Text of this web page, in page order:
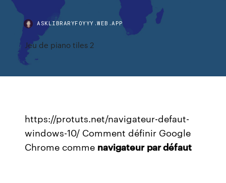
ASKLIBRARYFOYYY.WEB.APP
Jeu de piano tiles 2
https://protuts.net/navigateur-defaut-
windows-10/ Comment définir Google
Chrome comme navigateur par défaut